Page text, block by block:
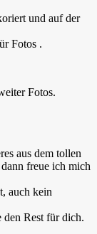
und auf der
Fotos .
Fotos.
aus dem tollen
freue ich mich
auch kein
Rest für dich.